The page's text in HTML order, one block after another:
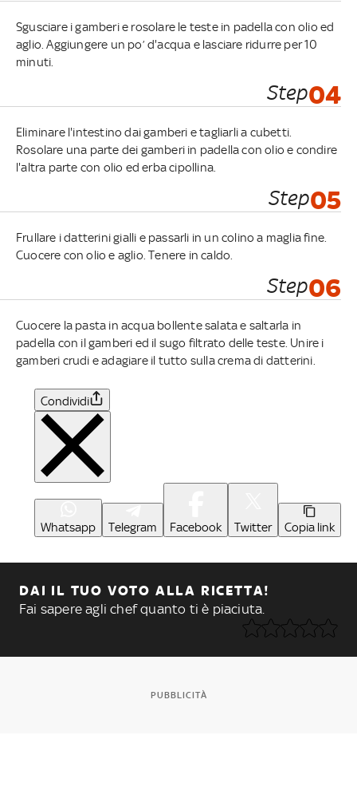
Sgusciare i gamberi e rosolare le teste in padella con olio ed
aglio. Aggiungere un po’ d'acqua e lasciare ridurre per 10
minuti.
Step04
Eliminare l'intestino dai gamberi e tagliarli a cubetti.
Rosolare una parte dei gamberi in padella con olio e condire
l'altra parte con olio ed erba cipollina.
Step05
Frullare i datterini gialli e passarli in un colino a maglia fine.
Cuocere con olio e aglio. Tenere in caldo.
Step06
Cuocere la pasta in acqua bollente salata e saltarla in
padella con il gamberi ed il sugo filtrato delle teste. Unire i
gamberi crudi e adagiare il tutto sulla crema di datterini.
Condividi
Whatsapp Telegram Facebook Twitter Copia link
DAI IL TUO VOTO ALLA RICETTA!
Fai sapere agli chef quanto ti è piaciuta.
PUBBLICITÀ